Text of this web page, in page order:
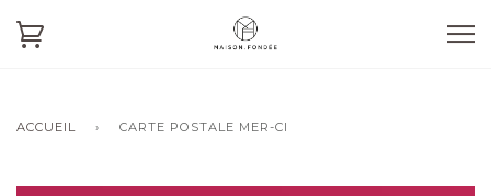
ACCUEIL › CARTE POSTALE MER-CI